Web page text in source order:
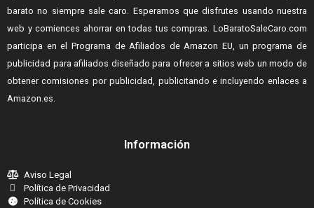
barato no siempre sale caro. Esperamos que disfrutes usando nuestra
web y comiences ahorrar en todas tus compras. LoBaratoSaleCaro.com
participa en el Programa de Afiliados de Amazon EU, un programa de
publicidad para afiliados diseñado para ofrecer a sitios web un modo de
obtener comisiones por publicidad, publicitando e incluyendo enlaces a
Amazon.es.
Información
Aviso Legal
Política de Privacidad
Política de Cookies